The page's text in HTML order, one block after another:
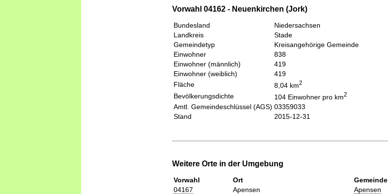
Vorwahl 04162 - Neuenkirchen (Jork)
Bundesland
Niedersachsen
Landkreis
Stade
Gemeindetyp
Kreisangehörige Gemeinde
Einwohner
838
Einwohner (männlich)
419
Einwohner (weiblich)
419
Fläche
8,04 km2
Bevölkerungsdichte 104 Einwohner pro km2
Amtl. Gemeindeschlüssel (AGS) 03359033
Stand
2015-12-31
Weitere Orte in der Umgebung
Vorwahl Ort
Gemeinde
04167
Apensen
Apensen